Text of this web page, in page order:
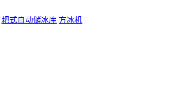
耙式自动储冰库 方冰机